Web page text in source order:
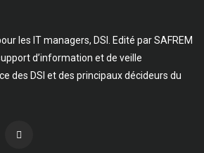
les IT managers, DSI. Edité par SAFREM
d’information et de veille
des DSI et des principaux décideurs du